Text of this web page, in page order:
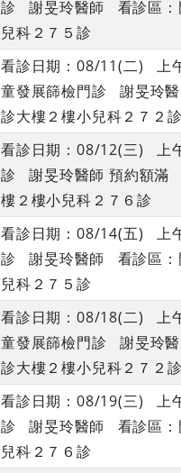
診 謝旻玲醫師 看診區：
兒科２７５診
看診日期：08/11(二) 上
童發展篩檢門診 謝旻玲
診大樓２樓小兒科２７２診
看診日期：08/12(三) 上
診 謝旻玲醫師 預約額滿
樓２樓小兒科２７６診
看診日期：08/14(五) 上
診 謝旻玲醫師 看診區：
兒科２７５診
看診日期：08/18(二) 上
童發展篩檢門診 謝旻玲
診大樓２樓小兒科２７２診
看診日期：08/19(三) 上
診 謝旻玲醫師 看診區：
兒科２７６診